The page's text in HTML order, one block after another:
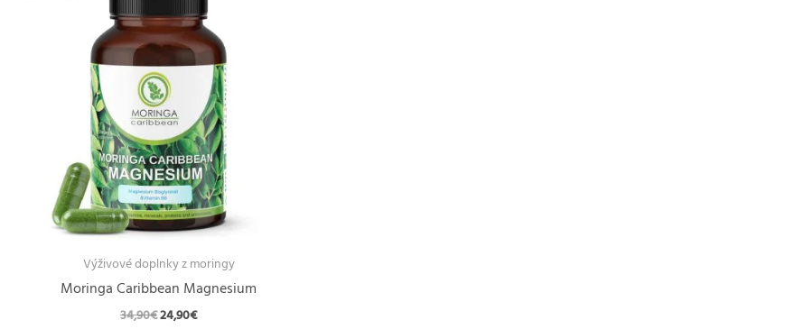
Výživové doplnky z moringy
Moringa Caribbean Magnesium
34,90€Pôvodná
24,90€Aktuálna